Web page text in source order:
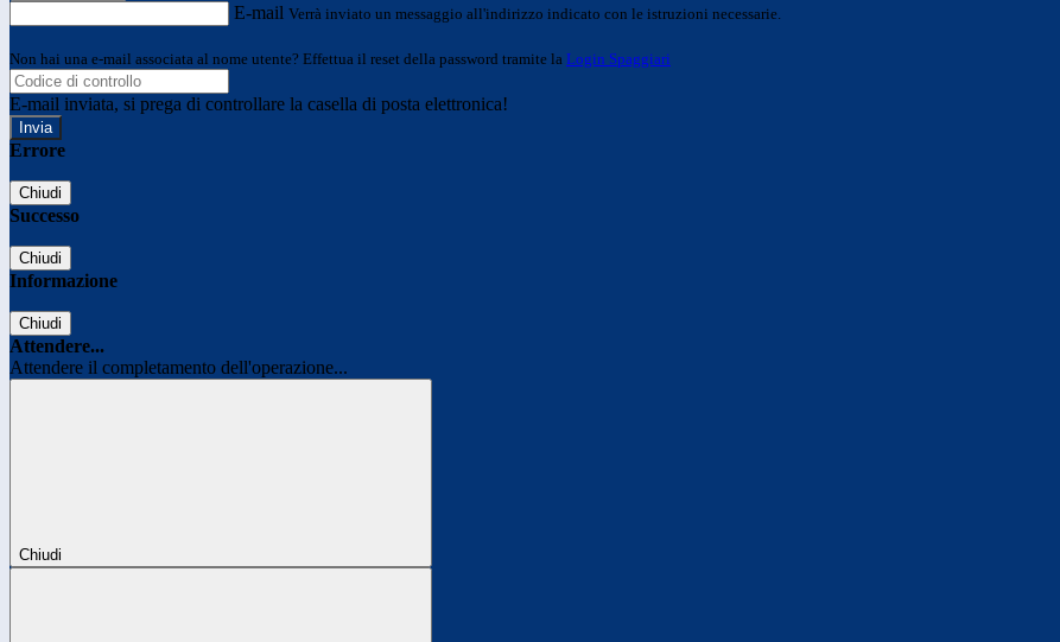
E-mail Verrà inviato un messaggio all'indirizzo indicato con le istruzioni necessarie.
Non hai una e-mail associata al nome utente? Effettua il reset della password tramite la Login Spaggiari
E-mail inviata, si prega di controllare la casella di posta elettronica!
Errore
Chiudi
Successo
Chiudi
Informazione
Chiudi
Attendere...
Attendere il completamento dell'operazione...
Chiudi